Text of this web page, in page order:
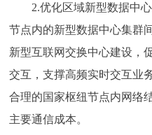
2.优化区域新型数据中心
节点内的新型数据中心集群
新型互联网交换中心建设，
交互，支撑高频实时交互业
合理的国家枢纽节点内网络
主要通信成本。